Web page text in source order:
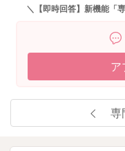
＼【即時回答】新機能「
ア
専